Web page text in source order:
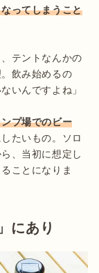
ってしまうこと
テントなんかの
飲み始めるの
いんですよね」
プ場でのビー
たいもの。ソロ
、当初に想定し
ことになりま
にあり